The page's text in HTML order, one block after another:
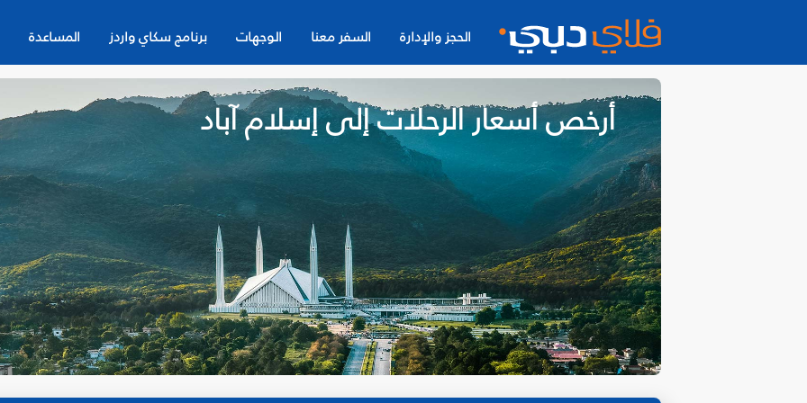
الحجز والإدارة السفر معنا الوجهات برنامج سكاي واردز المساعدة
أرخص أسعار الرحلات إلى إسلام آباد